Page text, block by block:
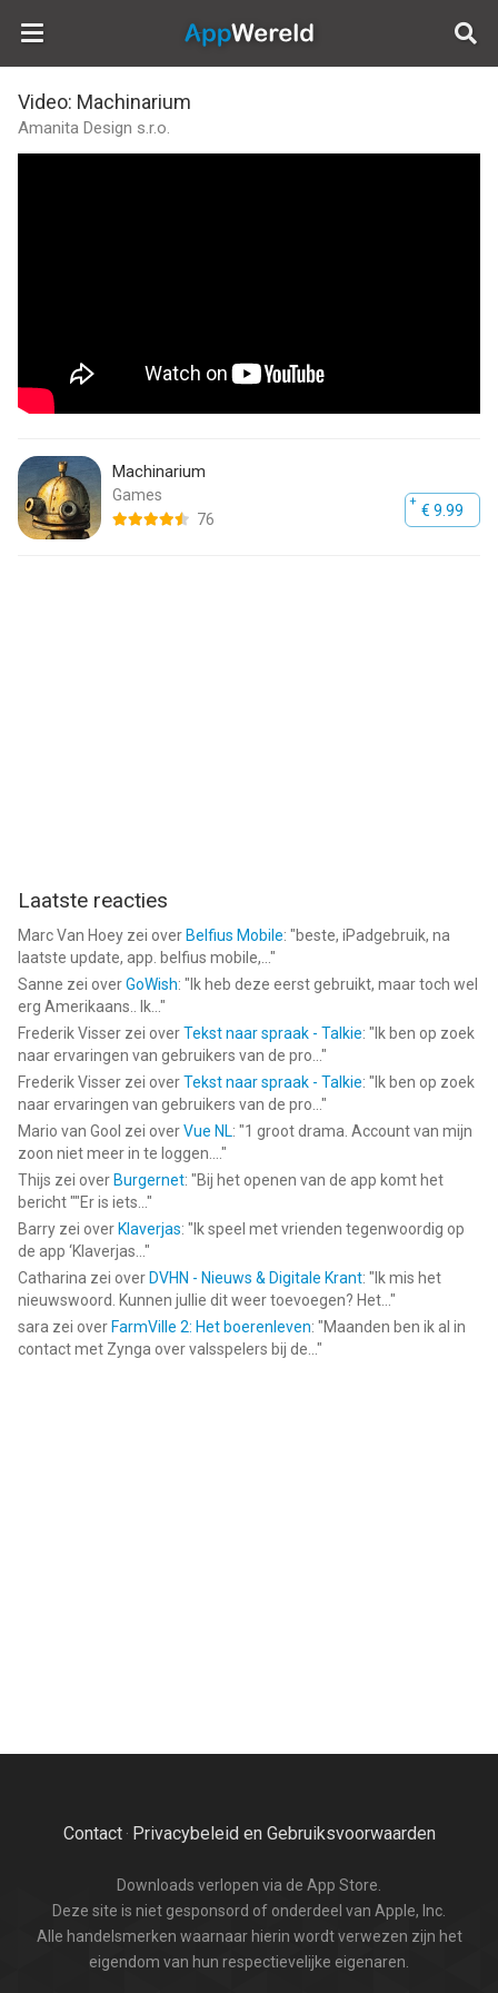
AppWereld
Video: Machinarium
Amanita Design s.r.o.
Machinarium
76
Games
€ 9.99
Laatste reacties
Marc Van Hoey zei over Belfius Mobile: "beste, iPadgebruik, na
laatste update, app. belfius mobile,... "
Sanne zei overGoWish: " Ik heb deze eerst gebruikt, maar toch wel
erg Amerikaans.. Ik... "
Frederik Visser zei overTekst naar spraak - Talkie: " Ik ben op zoek
naar ervaringen van gebruikers van de pro... "
Frederik Visser zei overTekst naar spraak - Talkie: " Ik ben op zoek
naar ervaringen van gebruikers van de pro... "
Mario van Gool zei overVue NL: "1 groot drama. Account van mijn
zoon niet meer in te loggen.... "
Thijs zei over Burgernet: "Bij het openen van de app komt het
bericht ""Er is iets... "
Barry zei over Klaverjas: " Ik speel met vrienden tegenwoordig op
de app ‘Klaverjas... "
Catharina zei over DVHN - Nieuws & Digitale Krant: " Ik mis het
nieuwswoord. Kunnen jullie dit weer toevoegen? Het... "
sara zei over FarmVille 2: Het boerenleven: "Maanden ben ik al in
contact met Zynga over valsspelers bij de... "
Contact· Privacybeleid en Gebruiksvoorwaarden
Downloads verlopen via de App Store.
Deze site is niet gesponsord of onderdeel van Apple, Inc.
Alle handelsmerken waarnaar hierin wordt verwezen zijn het
eigendom van hun respectievelijke eigenaren.